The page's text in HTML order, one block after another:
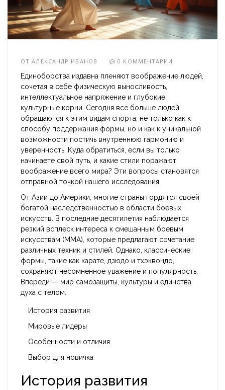
ОТАЛЕКСАНДР ИВАНОВ 0 КОММЕНТАРИИ
Единоборства издавна пленяют воображение людей,
сочетая в себе физическую выносливость,
интеллектуальное напряжение и глубокие
культурные корни. Сегодня всё больше людей
обращаются к этим видам спорта, не только как к
способу поддержания формы, но и как к уникальной
возможности постичь внутреннюю гармонию и
уверенность. Куда обратиться, если вы только
начинаете свой путь, и какие стили поражают
воображение всего мира? Эти вопросы становятся
отправной точкой нашего исследования.
От Азии до Америки, многие страны гордятся своей
богатой наследственностью в области боевых
искусств. В последние десятилетия наблюдается
резкий всплеск интереса к смешанным боевым
искусствам (MMA), которые предлагают сочетание
различных техник и стилей. Однако, классические
формы, такие как карате, дзюдо и тхэквондо,
сохраняют несомненное уважение и популярность.
Впереди — мир самозащиты, культуры и единства
духа с телом.
История развития
Мировые лидеры
Особенности и отличия
Выбор для новичка
История развития